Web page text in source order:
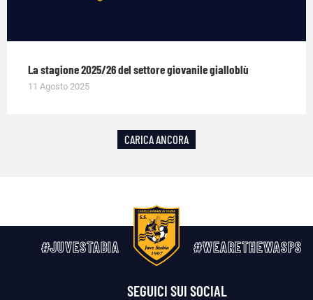
La stagione 2025/26 del settore giovanile gialloblù
11 Agosto 2025
CARICA ANCORA
#JUVESTABIA #WEARETHEWASPS
SEGUICI SUI SOCIAL